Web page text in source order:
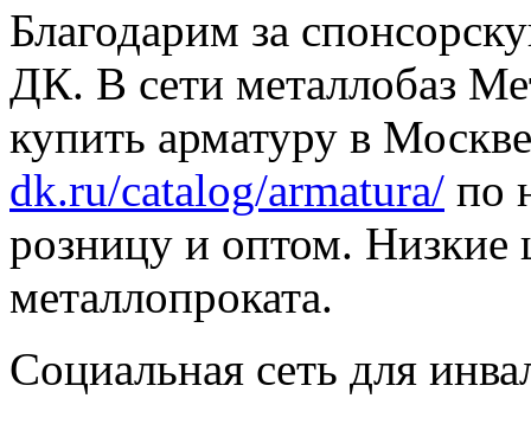
Благодарим за
ДК. В сети металлобаз
купить арматуру в
dk.ru/catalog/armatura/ по
розницу и оптом. Низкие
металлопроката.
Социальная сеть для